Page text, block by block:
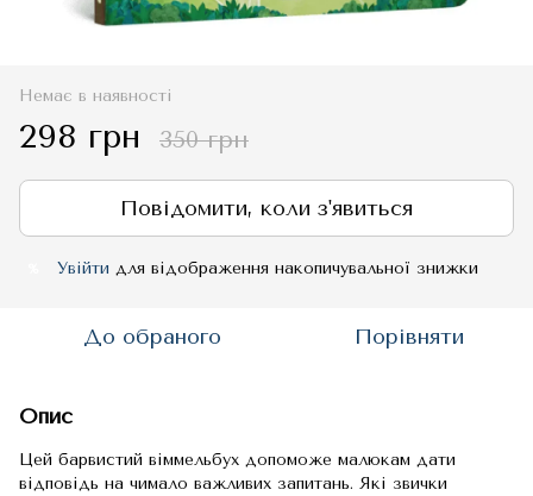
Немає в наявності
298 грн 350 грн
Повідомити, коли з'явиться
Увійти для відображення накопичувальної знижки
До обраного Порівняти
Опис
Цей барвистий віммельбух допоможе малюкам дати
відповідь на чимало важливих запитань. Які звички